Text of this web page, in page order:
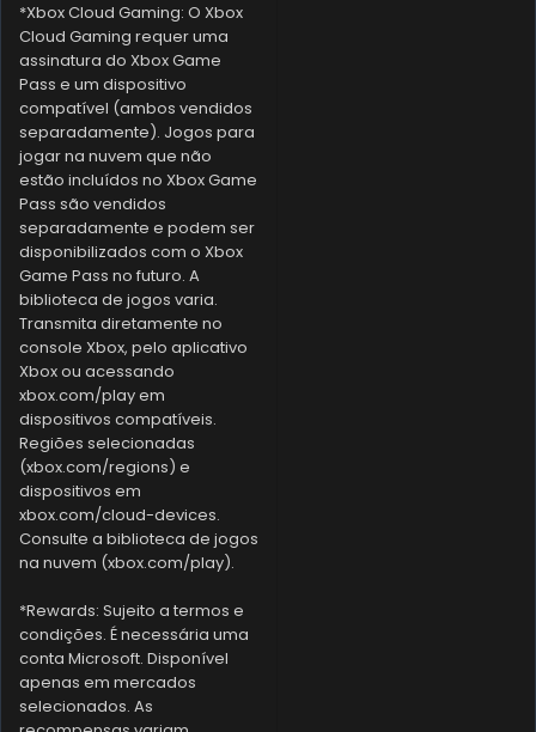
*Xbox Cloud Gaming: O Xbox
Cloud Gaming requer uma
assinatura do Xbox Game
Pass e um dispositivo
compatível (ambos vendidos
separadamente). Jogos para
jogar na nuvem que não
estão incluídos no Xbox Game
Pass são vendidos
separadamente e podem ser
disponibilizados com o Xbox
Game Pass no futuro. A
biblioteca de jogos varia.
Transmita diretamente no
console Xbox, pelo aplicativo
Xbox ou acessando
xbox.com/play em
dispositivos compatíveis.
Regiões selecionadas
(xbox.com/regions) e
dispositivos em
xbox.com/cloud-devices.
Consulte a biblioteca de jogos
na nuvem (xbox.com/play).
*Rewards: Sujeito a termos e
condições. É necessária uma
conta Microsoft. Disponível
apenas em mercados
selecionados. As